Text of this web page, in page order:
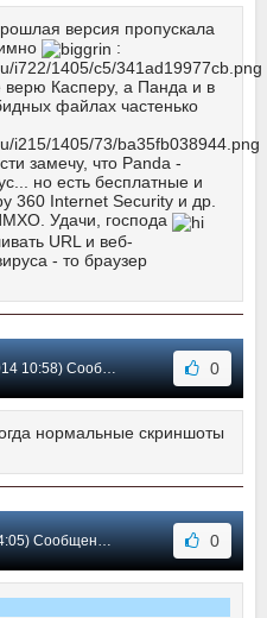
версия пропускала
:
i722/1405/c5/341ad19977cb.png
верю Касперу, а Панда и в
файлах частенько
i215/1405/73/ba35fb038944.png
замечу, что Panda -
но есть бесплатные и
360 Internet Security и др.
Удачи, господа
URL и веб-
- то браузер
Сообщение #129 0
нормальные скриншоты
Сообщение #128 0